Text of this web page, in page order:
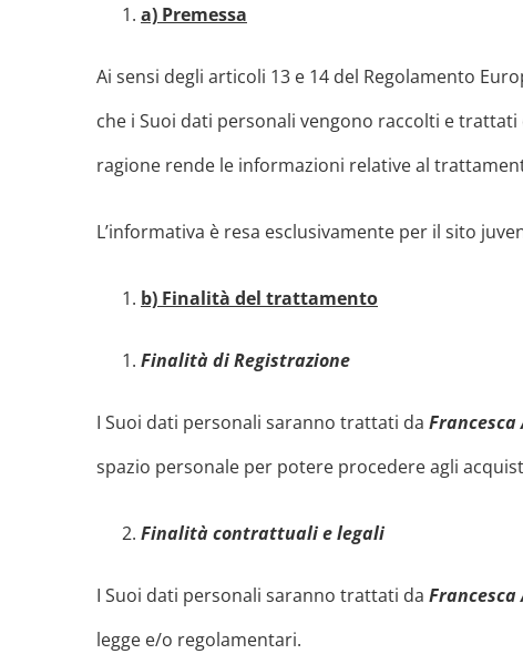
a) Premessa
Ai sensi degli articoli 13 e 14 del Regolamento
che i Suoi dati personali vengono raccolti e trattati
ragione rende le informazioni relative al
L’informativa è resa esclusivamente per il sito
b) Finalità del trattamento
Finalità di Registrazione
I Suoi dati personali saranno trattati da Francesca
spazio personale per potere procedere agli
Finalità contrattuali e legali
I Suoi dati personali saranno trattati da Francesca
legge e/o regolamentari.